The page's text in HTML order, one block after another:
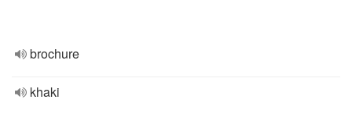
brochure
khaki